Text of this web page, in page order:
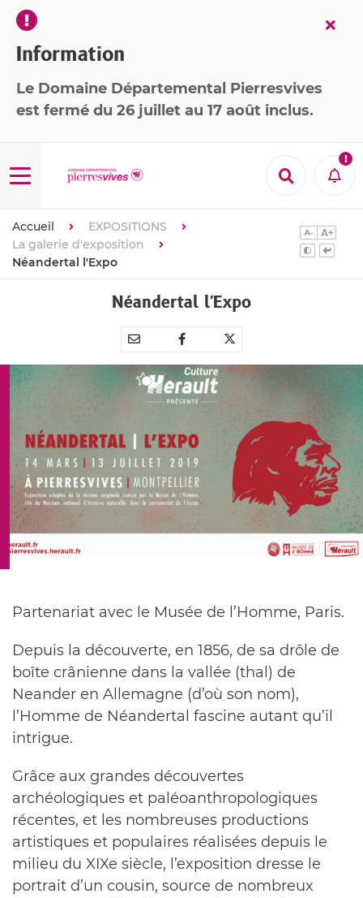
Information
Le Domaine Départemental Pierresvives
est fermé du 26 juillet au 17 août inclus.
Menu 
Accueil
EXPOSITIONS
La galerie d'exposition
Néandertal l'Expo
Néandertal l'Expo
Partager
par
e-
Partager
sur
Facebook
Partager
sur
Twitter
Partenariat avec le Musée de l’Homme, Paris.
Depuis la découverte, en 1856, de sa drôle de
boîte crânienne dans la vallée (thal) de
Neander en Allemagne (d’où son nom),
l’Homme de Néandertal fascine autant qu’il
intrigue.
Grâce aux grandes découvertes
archéologiques et paléoanthropologiques
récentes, et les nombreuses productions
artistiques et populaires réalisées depuis le
milieu du XIXe siècle, l’exposition dresse le
portrait d’un cousin, source de nombreux